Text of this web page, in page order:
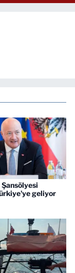
geliyor